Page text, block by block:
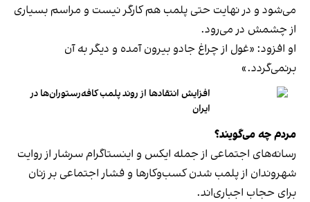
می‌شود و در نهایت حتی پلمب هم کارگر نیست و مراسم بسیاری
از چشمش در می‌رود.
او افزود: «غول از چراغ جادو بیرون آمده و دیگر به آن
برنمی‎‌گردد.»
افزایش انتقادها از روند پلمب کافه‌رستوران‌ها در
ایران
مردم چه می‌گویند؟
رسانه‎‌های اجتماعی از جمله ایکس و اینستاگرام سرشار از روایت
شهروندان از پلمب شدن کسب‌وکارها و فشار اجتماعی بر زنان
برای حجاب اجباری‌اند.